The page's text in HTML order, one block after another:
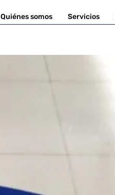
Quiénes somos Servicios